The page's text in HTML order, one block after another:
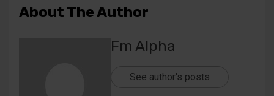
About The Author
Fm Alpha
See author's posts